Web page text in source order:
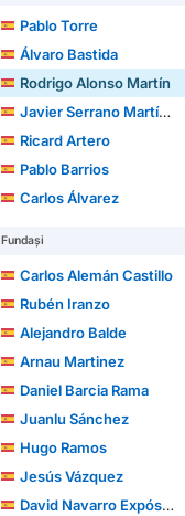
Pablo Torre
Álvaro Bastida
Rodrigo Alonso Martín
Javier Serrano Martínez
Ricard Artero
Pablo Barrios
Carlos Álvarez
Fundași
Carlos Alemán Castillo
Rubén Iranzo
Alejandro Balde
Arnau Martinez
Daniel Barcia Rama
Juanlu Sánchez
Hugo Ramos
Jesús Vázquez
David Navarro Expósito